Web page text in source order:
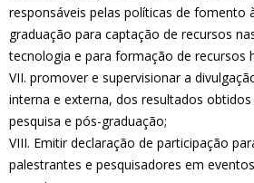
responsáveis pelas políticas de fomento
graduação para captação de recursos
tecnologia e para formação de recursos
VII. promover e supervisionar a
interna e externa, dos resultados
pesquisa e pós-graduação;
VIII. Emitir declaração de participação
palestrantes e pesquisadores em